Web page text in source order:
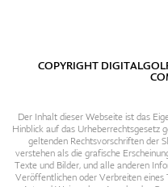
COPYRIGHT
Der Inhalt dieser Webseite ist das
Hinblick auf das Urheberrechtsgesetz
geltenden Rechtsvorschriften der
verstehen als die grafische
Texte und Bilder, und alle anderen
Veröffentlichen oder Verbreiten eines